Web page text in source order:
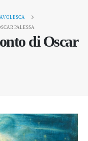
PALESSA
di Oscar